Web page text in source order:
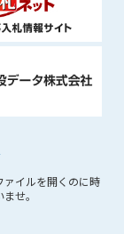
イルを開くのに時
せ。
た日から6か
料金等の払い戻
とします。
次期契約を自